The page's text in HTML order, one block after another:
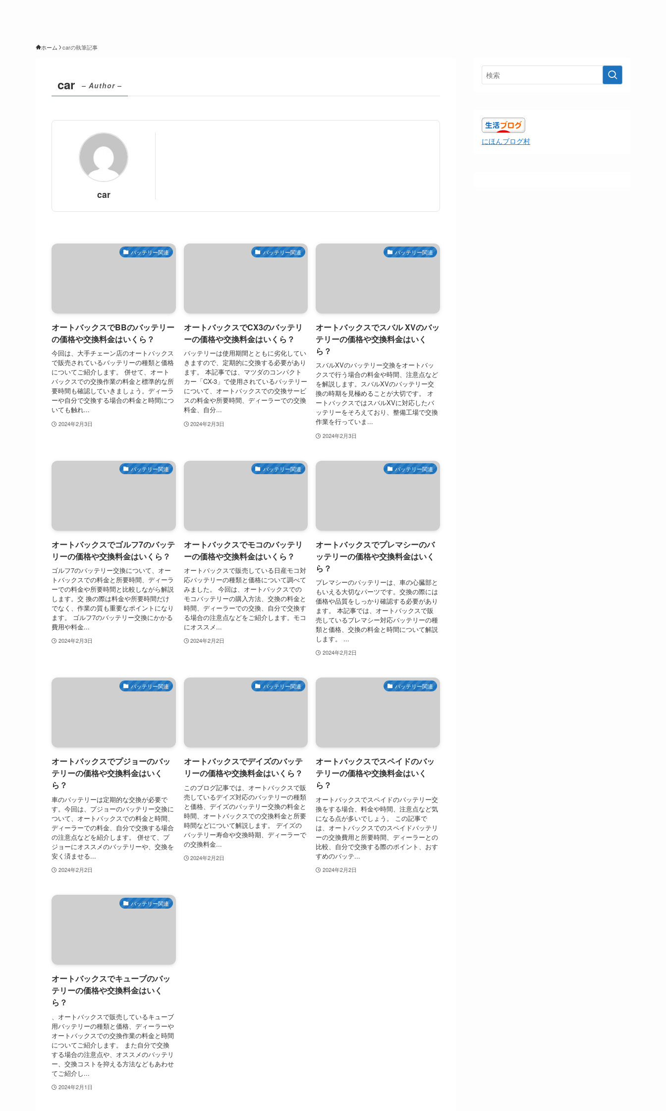
ホーム carの執筆記事
car – Author –
car
バッテリー関連
オートバックスでBBのバッテリー
の価格や交換料金はいくら？
今回は、大手チェーン店のオートバックス
で販売されているバッテリーの種類と価格
についてご紹介します。 併せて、オート
バックスでの交換作業の料金と標準的な所
要時間も確認していきましょう。ディーラ
ーや自分で交換する場合の料金と時間につ
いても触れ...
2024年2月3日
バッテリー関連
オートバックスでCX3のバッテリ
ーの価格や交換料金はいくら？
バッテリーは使用期間とともに劣化してい
きますので、定期的に交換する必要があり
ます。 本記事では、マツダのコンパクト
カー「CX-3」で使用されているバッテリー
について、オートバックスでの交換サービ
スの料金や所要時間、ディーラーでの交換
料金、自分...
2024年2月3日
バッテリー関連
オートバックスでスバル XVのバッ
テリーの価格や交換料金はいく
ら？
スバルXVのバッテリー交換をオートバッ
クスで行う場合の料金や時間、注意点など
を解説します。スバルXVのバッテリー交
換の時期を見極めることが大切です。 オ
ートバックスではスバルXVに対応したバ
ッテリーをそろえており、整備工場で交換
作業を行っていま...
2024年2月3日
バッテリー関連
オートバックスでゴルフ7のバッテ
リーの価格や交換料金はいくら？
ゴルフ7のバッテリー交換について、オー
トバックスでの料金と所要時間、ディーラ
ーでの料金や所要時間と比較しながら解説
します。交 換の際は料金や所要時間だけ
でなく、作業の質も重要なポイントになり
ます。 ゴルフ7のバッテリー交換にかかる
費用や料金...
2024年2月3日
バッテリー関連
オートバックスでモコのバッテリ
ーの価格や交換料金はいくら？
オートバックスで販売している日産モコ対
応バッテリーの種類と価格について調べて
みました。 今回は、オートバックスでの
モコバッテリーの購入方法、交換の料金と
時間、ディーラーでの交換、自分で交換す
る場合の注意点などをご紹介します。モコ
にオススメ...
2024年2月2日
バッテリー関連
オートバックスでプレマシーのバ
ッテリーの価格や交換料金はいく
ら？
プレマシーのバッテリーは、車の心臓部と
もいえる大切なパーツです。交換の際には
価格や品質をしっかり確認する必要があり
ます。 本記事では、オートバックスで販
売しているプレマシー対応バッテリーの種
類と価格、交換の料金と時間について解説
します。 ...
2024年2月2日
バッテリー関連
オートバックスでプジョーのバッ
テリーの価格や交換料金はいく
ら？
車のバッテリーは定期的な交換が必要で
す。今回は、プジョーのバッテリー交換に
ついて、オートバックスでの料金と時間、
ディーラーでの料金、自分で交換する場合
の注意点などを紹介します。 併せて、プ
ジョーにオススメのバッテリーや、交換を
安く済ませる...
2024年2月2日
バッテリー関連
オートバックスでデイズのバッテ
リーの価格や交換料金はいくら？
このブログ記事では、オートバックスで販
売しているデイズ対応のバッテリーの種類
と価格、デイズのバッテリー交換の料金と
時間、オートバックスでの交換料金と所要
時間などについて解説します。 デイズの
バッテリー寿命や交換時期、ディーラーで
の交換料金...
2024年2月2日
バッテリー関連
オートバックスでスペイドのバッ
テリーの価格や交換料金はいく
ら？
オートバックスでスペイドのバッテリー交
換をする場合、料金や時間、注意点など気
になる点が多いでしょう。 この記事で
は、オートバックスでのスペイドバッテリ
ーの交換費用と所要時間、ディーラーとの
比較、自分で交換する際のポイント、おす
すめのバッテ...
2024年2月2日
バッテリー関連
オートバックスでキューブのバッ
テリーの価格や交換料金はいく
ら？
、オートバックスで販売しているキューブ
用バッテリーの種類と価格、ディーラーや
オートバックスでの交換作業の料金と時間
についてご紹介します。 また自分で交換
する場合の注意点や、オススメのバッテリ
ー、交換コストを抑える方法などもあわせ
てご紹介し...
2024年2月1日
にほんブログ村